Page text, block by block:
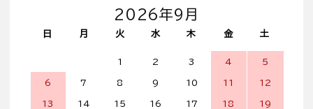
2026年9月
日 月 火 水 木 金 土
1 2 3 4 5
6 7 8 9 10 11 12
13 14 15 16 17 18 19